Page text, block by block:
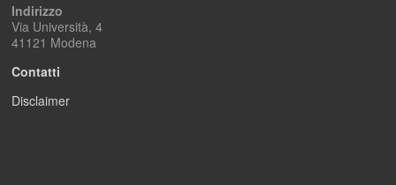
Indirizzo
Via Università, 4
41121 Modena
Contatti
Disclaimer